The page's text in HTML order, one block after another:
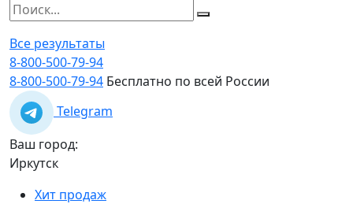
Все результаты
8-800-500-79-94
8-800-500-79-94 Бесплатно по всей России
Telegram
Ваш город:
Иркутск
Хит продаж